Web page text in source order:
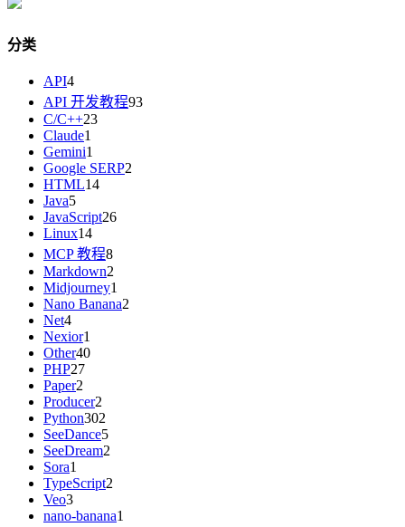
分类
API4
API 开发教程93
C/C++23
Claude1
Gemini1
Google SERP2
HTML14
Java5
JavaScript26
Linux14
MCP 教程8
Markdown2
Midjourney1
Nano Banana2
Net4
Nexior1
Other40
PHP27
Paper2
Producer2
Python302
SeeDance5
SeeDream2
Sora1
TypeScript2
Veo3
nano-banana1